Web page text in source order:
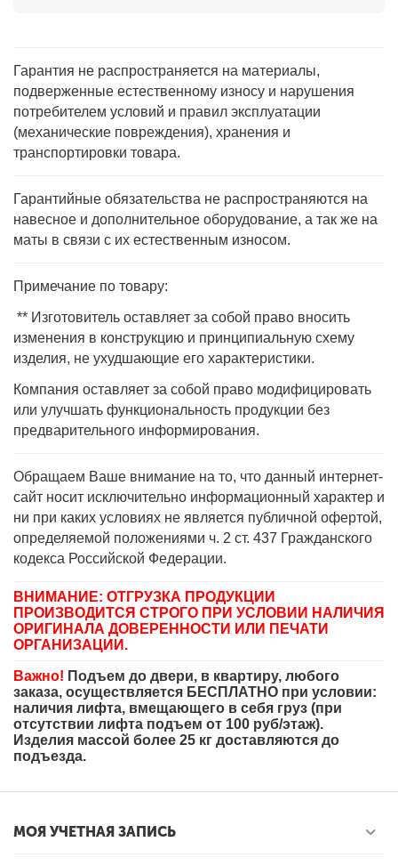
Гарантия не распространяется на материалы,
подверженные естественному износу и нарушения
потребителем условий и правил эксплуатации
(механические повреждения), хранения и
транспортировки товара.
Гарантийные обязательства не распространяются на
навесное и дополнительное оборудование, а так же на
маты в связи с их естественным износом.
Примечание по товару:
** Изготовитель оставляет за собой право вносить
изменения в конструкцию и принципиальную схему
изделия, не ухудшающие его характеристики.
Компания оставляет за собой право модифицировать
или улучшать функциональность продукции без
предварительного информирования.
Обращаем Ваше внимание на то, что данный интернет-
сайт носит исключительно информационный характер и
ни при каких условиях не является публичной офертой,
определяемой положениями ч. 2 ст. 437 Гражданского
кодекса Российской Федерации.
ВНИМАНИЕ: ОТГРУЗКА ПРОДУКЦИИ
ПРОИЗВОДИТСЯ СТРОГО ПРИ УСЛОВИИ НАЛИЧИЯ
ОРИГИНАЛА ДОВЕРЕННОСТИ ИЛИ ПЕЧАТИ
ОРГАНИЗАЦИИ.
Важно! Подъем до двери, в квартиру, любого
заказа, осуществляется БЕСПЛАТНО при условии:
наличия лифта, вмещающего в себя груз (при
отсутствии лифта подъем от 100 руб/этаж).
Изделия массой более 25 кг доставляются до
подъезда.
МОЯ УЧЕТНАЯ ЗАПИСЬ